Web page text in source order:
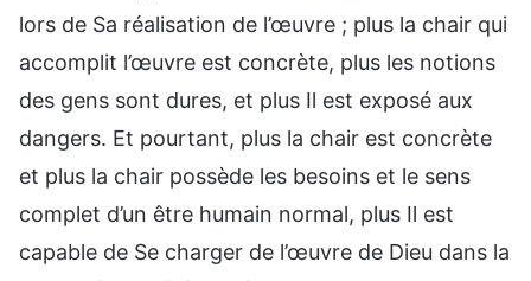
lors de Sa réalisation de l’œuvre ; plus la chair qui
accomplit l’œuvre est concrète, plus les notions
des gens sont dures, et plus Il est exposé aux
dangers. Et pourtant, plus la chair est concrète
et plus la chair possède les besoins et le sens
complet d’un être humain normal, plus Il est
capable de Se charger de l’œuvre de Dieu dans la